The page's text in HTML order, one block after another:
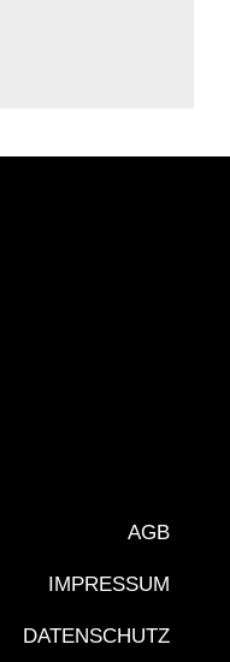
AGB
IMPRESSUM
DATENSCHUTZ